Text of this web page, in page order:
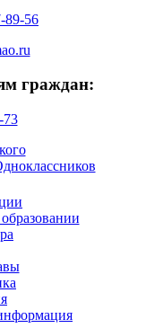
89-56
граждан:
73